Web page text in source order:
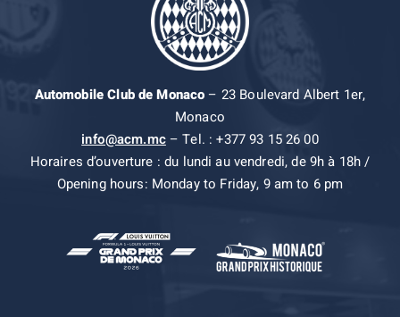
Automobile Club de Monaco– 23 Boulevard Albert 1er,
Monaco
info@acm.mc– Tel. : +377 93 15 26 00
Horaires d’ouverture : du lundi au vendredi, de 9h à 18h /
Opening hours: Monday to Friday, 9 am to 6 pm